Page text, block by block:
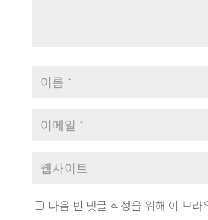
다음 번 댓글 작성을 위해 이 브라